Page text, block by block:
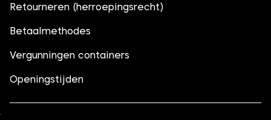
Retourneren (herroepingsrecht)
Betaalmethodes
Vergunningen containers
Openingstijden